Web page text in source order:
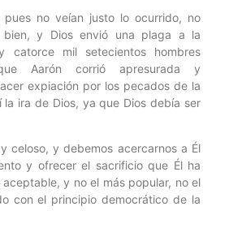
no veían justo lo ocurrido, no
y Dios envió una plaga a la
catorce mil setecientos hombres
Aarón corrió apresurada y
expiación por los pecados de la
la ira de Dios, ya que Dios debía ser
celoso, y debemos acercarnos a Él
y ofrecer el sacrificio que Él ha
y no el más popular, no el
con el principio democrático de la